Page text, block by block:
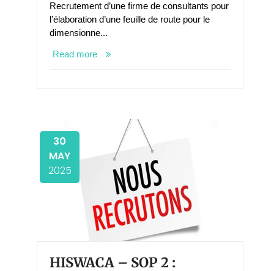
Recrutement d’une firme de consultants pour
l’élaboration d’une feuille de route pour le
dimensionne...
Read more
HISWACA – SOP 2 :
30
MAY
2025